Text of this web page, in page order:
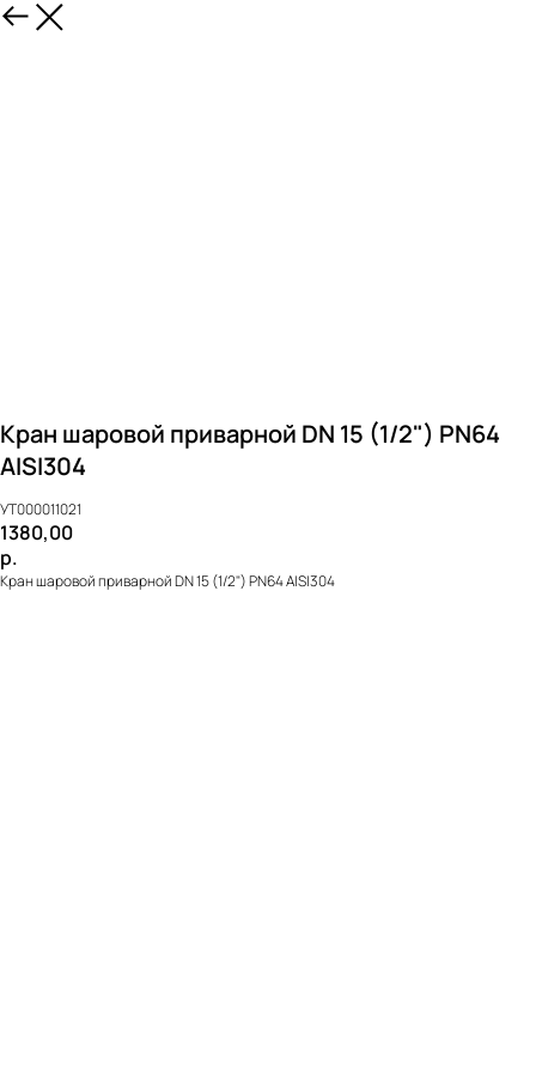
Кран шаровой приварной DN 15 (1/2") PN64
AISI304
УТ000011021
1380,00
р.
Кран шаровой приварной DN 15 (1/2") PN64 AISI304